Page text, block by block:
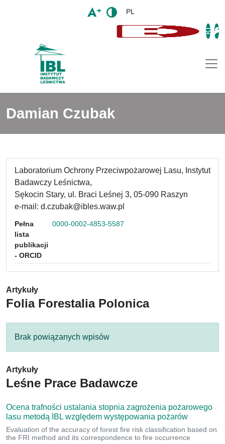
PL
Damian Czubak
Laboratorium Ochrony Przeciwpożarowej Lasu, Instytut
Badawczy Leśnictwa,
Sękocin Stary, ul. Braci Leśnej 3, 05-090 Raszyn
e-mail: d.czubak@ibles.waw.pl
Pełna
lista
publikacji
- ORCID
0000-0002-4853-5587
Artykuły
Folia Forestalia Polonica
Brak powiązanych wpisów
Artykuły
Leśne Prace Badawcze
Ocena trafności ustalania stopnia zagrożenia pożarowego
lasu metodą IBL względem występowania pożarów
Evaluation of the accuracy of forest fire risk classification based on
the FRI method and its correspondence to fire occurrence